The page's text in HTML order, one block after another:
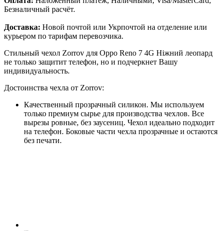
Безналичный расчёт.
Доставка: Новой почтой или Укрпочтой на отделение или
курьером по тарифам перевозчика.
Стильный чехол Zorrov для Oppo Reno 7 4G Ніжний леопард
не только защитит телефон, но и подчеркнет Вашу
индивидуальность.
Достоинства чехла от Zorrov:
Качественный прозрачный силикон. Мы используем
только премиум сырье для производства чехлов. Все
вырезы ровные, без заусениц. Чехол идеально подходит
на телефон. Боковые части чехла прозрачные и остаются
без печати.